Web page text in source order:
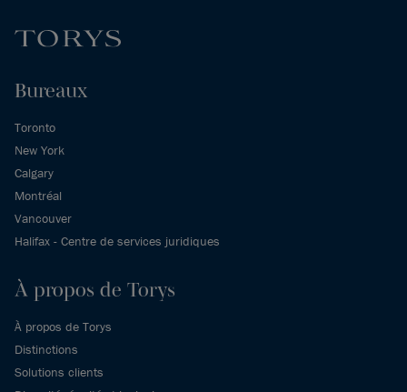
Bureaux
Toronto
New York
Calgary
Montréal
Vancouver
Halifax - Centre de services juridiques
À propos de Torys
À propos de Torys
Distinctions
Solutions clients